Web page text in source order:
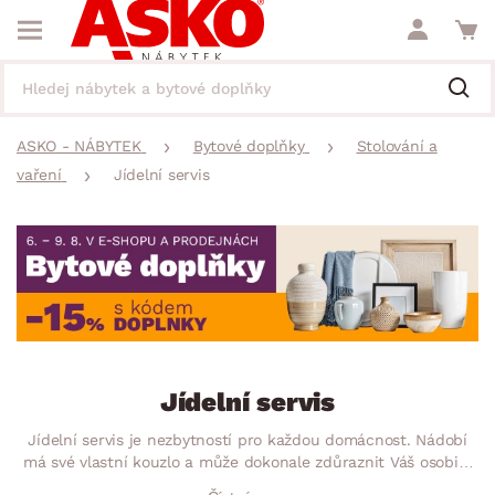
ASKO - NÁBYTEK Bytové doplňky
Stolování a
vaření
Jídelní servis
Jídelní servis
Jídelní servis je nezbytností pro každou domácnost. Nádobí
má své vlastní kouzlo a může dokonale zdůraznit Váš osobitý